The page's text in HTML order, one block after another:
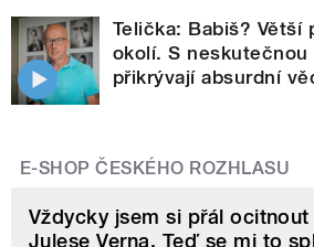
Telička: Babiš? Větší
okolí. S neskutečnou
přikrývají absurdní
E-SHOP ČESKÉHO ROZHLASU
Vždycky jsem si přál ocitnout
Julese Verna. Teď se mi to